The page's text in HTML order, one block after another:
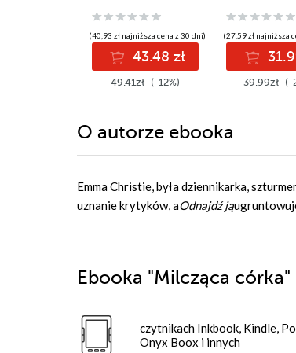
(40,93 zł najniższa cena z 30 dni)
43.48 zł
49.41zł (-12%)
(27,59 zł najniższa
39.99zł (-
O autorze ebooka
Emma Christie, była dziennikarka,
uznanie krytyków, aOdnajdź ją
Ebooka "Milcząca córka"
czytnikach Inkbook, Kindle,
Onyx Boox i innych